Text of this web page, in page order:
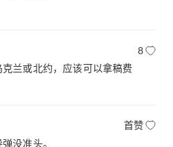
8
兰或北约，应该可以拿稿费
首赞
没准头。